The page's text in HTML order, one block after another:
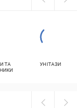
ТА
УНІТАЗИ